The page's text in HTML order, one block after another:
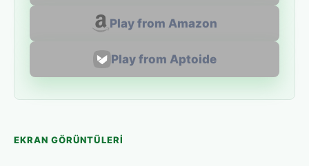
Play from Amazon
Play from Aptoide
EKRAN GÖRÜNTÜLERI